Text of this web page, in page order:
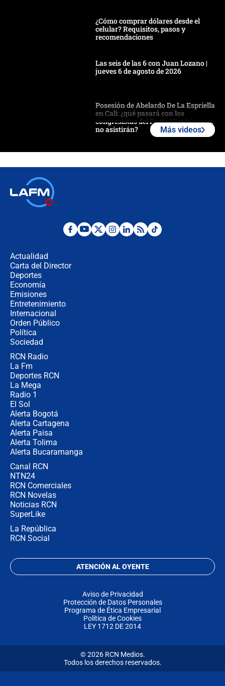
¿Cómo comprar dólares desde el
celular? Requisitos, pasos y
recomendaciones
Las seis de las 6 con Juan Lozano |
jueves 6 de agosto de 2026
Posesión de Abelardo De La Espriella
en Cali: ¿qué pasará con los
congresistas del Pacto Histórico que
no asistirán?
¿Por qué De la Espriella gobernará
Más videos
Actualidad
Carta del Director
Deportes
Economía
Emisiones
Entretenimiento
Internacional
Orden Público
Política
Sociedad
RCN Radio
La Fm
Deportes RCN
La Mega
Radio 1
El Sol
Alerta Bogotá
Alerta Cartagena
Alerta Paisa
Alerta Tolima
Alerta Bucaramanga
Canal RCN
NTN24
RCN Comerciales
RCN Novelas
Noticias RCN
SuperLike
La República
RCN Social
ATENCIÓN AL OYENTE
Aviso de Privacidad
Protección de Datos Personales
Programa de Ética Empresarial
Política de Cookies
LEY 1712 DE 2014
© 2026 RCN Medios.
Todos los derechos reservados.